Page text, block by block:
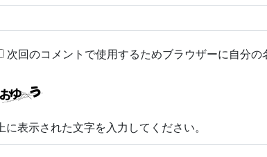
次回のコメントで使用するためブラウザーに自分の
上に表示された文字を入力してください。